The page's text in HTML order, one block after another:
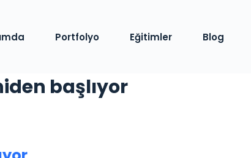
Portfolyo Eğitimler Blog
başlıyor